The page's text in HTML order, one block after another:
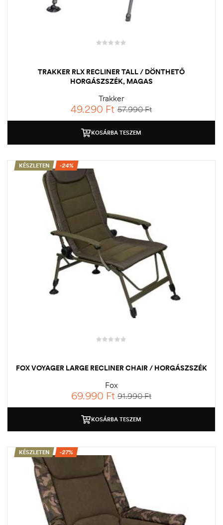
TRAKKER RLX RECLINER TALL / DÖNTHETŐ
HORGÁSZSZÉK, MAGAS
Trakker
57.990Ft
49.290 Ft
KOSÁRBA TESZEM
KÉSZLETEN -24%
FOX VOYAGER LARGE RECLINER CHAIR / HORGÁSZSZÉK
Fox
91.990Ft
69.990 Ft
KOSÁRBA TESZEM
KÉSZLETEN -27%